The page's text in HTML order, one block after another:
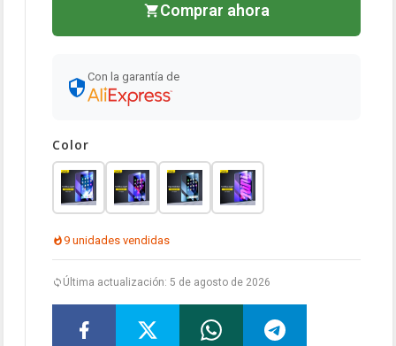
Comprar ahora
Con la garantía de
Color
9 unidades vendidas
Última actualización: 5 de agosto de 2026